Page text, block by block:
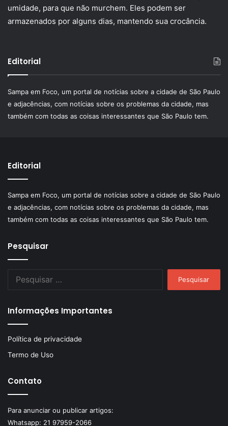
umidade, para que não murchem. Eles podem ser
armazenados por alguns dias, mantendo sua crocância.
Editorial
Sampa em Foco, um portal de notícias sobre a cidade de São Paulo
e adjacências, com notícias sobre os problemas da cidade, mas
também com todas as coisas interessantes que São Paulo tem.
Editorial
Sampa em Foco, um portal de notícias sobre a cidade de São Paulo
e adjacências, com notícias sobre os problemas da cidade, mas
também com todas as coisas interessantes que São Paulo tem.
Pesquisar
Informações Importantes
Política de privacidade
Termo de Uso
Contato
Para anunciar ou publicar artigos:
Whatsapp: 21 97959-2066